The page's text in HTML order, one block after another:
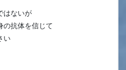
はないが
の抗体を信じて
い